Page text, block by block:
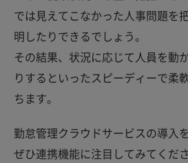
では見えてこなかった人事問題を
明したりできるでしょう。
その結果、状況に応じて人員を動
りするといったスピーディーで柔
ちます。
勤怠管理クラウドサービスの導入
ぜひ連携機能に注目してみてくださ